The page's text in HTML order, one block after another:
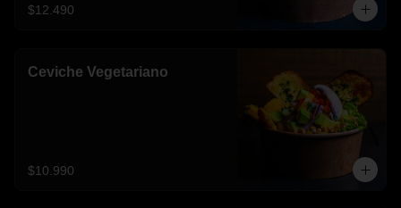
$12.490
Ceviche Vegetariano
$10.990